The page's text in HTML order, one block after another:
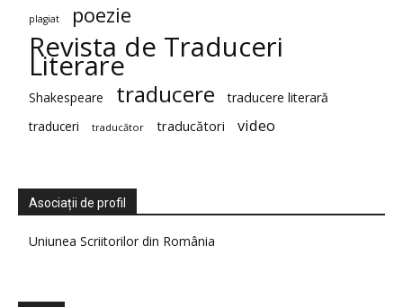
plagiat poezie
Revista de Traduceri
Literare
Shakespeare traducere
traducere literară
traduceri
traducător traducători video
Asociații de profil
Uniunea Scriitorilor din România